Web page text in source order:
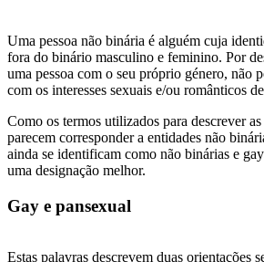
Uma pessoa não binária é alguém cuja
fora do binário masculino e feminino. Por
uma pessoa com o seu próprio género, não
com os interesses sexuais e/ou românticos
Como os termos utilizados para descrever
parecem corresponder a entidades não
ainda se identificam como não binárias e
uma designação melhor.
Gay e pansexual
Estas palavras descrevem duas orientações